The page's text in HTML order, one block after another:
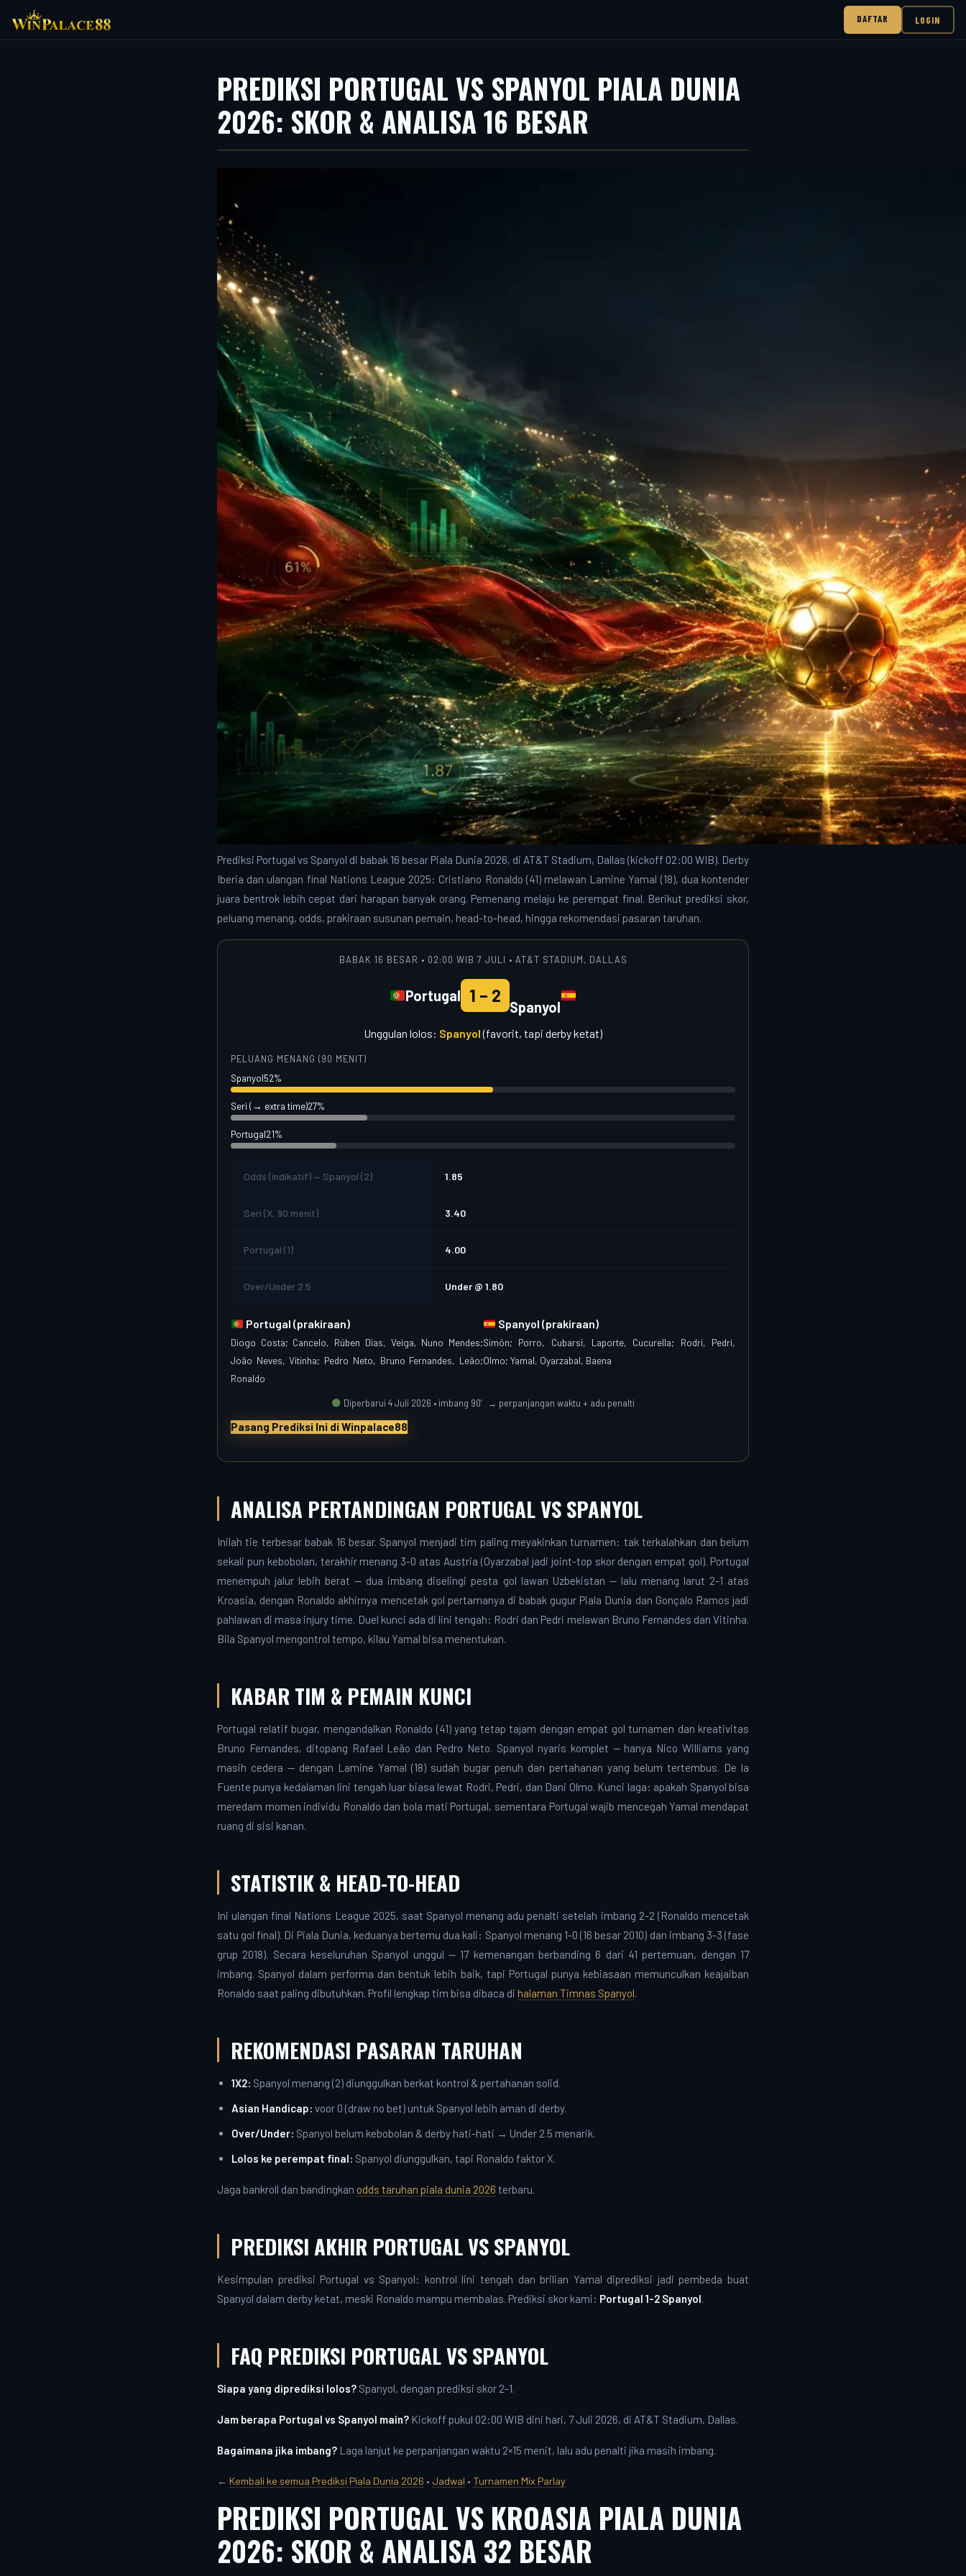
DAFTAR LOGIN
PREDIKSI PORTUGAL VS SPANYOL PIALA DUNIA
2026: SKOR & ANALISA 16 BESAR
Prediksi Portugal vs Spanyol di babak 16 besar Piala Dunia 2026, di AT&T Stadium, Dallas (kickoff 02:00 WIB). Derby
Iberia dan ulangan final Nations League 2025: Cristiano Ronaldo (41) melawan Lamine Yamal (18), dua kontender
juara bentrok lebih cepat dari harapan banyak orang. Pemenang melaju ke perempat final. Berikut prediksi skor,
peluang menang, odds, prakiraan susunan pemain, head-to-head, hingga rekomendasi pasaran taruhan.
BABAK 16 BESAR • 02:00 WIB 7 JULI • AT&T STADIUM, DALLAS
Portugal 1 – 2
Spanyol
Unggulan lolos: Spanyol(favorit, tapi derby ketat)
PELUANG MENANG (90 MENIT)
Spanyol52%
Seri (→ extra time)27%
Portugal21%
Odds (indikatif) — Spanyol (2) 1.85
Seri (X, 90 menit) 3.40
Portugal (1) 4.00
Over/Under 2.5 Under @ 1.80
Portugal (prakiraan)
Diogo Costa; Cancelo, Rúben Dias, Veiga, Nuno Mendes;
João Neves, Vitinha; Pedro Neto, Bruno Fernandes, Leão;
Ronaldo
Spanyol (prakiraan)
Simón; Porro, Cubarsí, Laporte, Cucurella; Rodri, Pedri,
Olmo; Yamal, Oyarzabal, Baena
Diperbarui 4 Juli 2026 • imbang 90′ → perpanjangan waktu + adu penalti
Pasang Prediksi Ini di Winpalace88
ANALISA PERTANDINGAN PORTUGAL VS SPANYOL
Inilah tie terbesar babak 16 besar. Spanyol menjadi tim paling meyakinkan turnamen: tak terkalahkan dan belum
sekali pun kebobolan, terakhir menang 3-0 atas Austria (Oyarzabal jadi joint-top skor dengan empat gol). Portugal
menempuh jalur lebih berat — dua imbang diselingi pesta gol lawan Uzbekistan — lalu menang larut 2-1 atas
Kroasia, dengan Ronaldo akhirnya mencetak gol pertamanya di babak gugur Piala Dunia dan Gonçalo Ramos jadi
pahlawan di masa injury time. Duel kunci ada di lini tengah: Rodri dan Pedri melawan Bruno Fernandes dan Vitinha.
Bila Spanyol mengontrol tempo, kilau Yamal bisa menentukan.
KABAR TIM & PEMAIN KUNCI
Portugal relatif bugar, mengandalkan Ronaldo (41) yang tetap tajam dengan empat gol turnamen dan kreativitas
Bruno Fernandes, ditopang Rafael Leão dan Pedro Neto. Spanyol nyaris komplet — hanya Nico Williams yang
masih cedera — dengan Lamine Yamal (18) sudah bugar penuh dan pertahanan yang belum tertembus. De la
Fuente punya kedalaman lini tengah luar biasa lewat Rodri, Pedri, dan Dani Olmo. Kunci laga: apakah Spanyol bisa
meredam momen individu Ronaldo dan bola mati Portugal, sementara Portugal wajib mencegah Yamal mendapat
ruang di sisi kanan.
STATISTIK & HEAD-TO-HEAD
Ini ulangan final Nations League 2025, saat Spanyol menang adu penalti setelah imbang 2-2 (Ronaldo mencetak
satu gol final). Di Piala Dunia, keduanya bertemu dua kali: Spanyol menang 1-0 (16 besar 2010) dan imbang 3-3 (fase
grup 2018). Secara keseluruhan Spanyol unggul — 17 kemenangan berbanding 6 dari 41 pertemuan, dengan 17
imbang. Spanyol dalam performa dan bentuk lebih baik, tapi Portugal punya kebiasaan memunculkan keajaiban
Ronaldo saat paling dibutuhkan. Profil lengkap tim bisa dibaca di halaman Timnas Spanyol.
REKOMENDASI PASARAN TARUHAN
1X2: Spanyol menang (2) diunggulkan berkat kontrol & pertahanan solid.
Asian Handicap: voor 0 (draw no bet) untuk Spanyol lebih aman di derby.
Over/Under: Spanyol belum kebobolan & derby hati-hati → Under 2.5 menarik.
Lolos ke perempat final: Spanyol diunggulkan, tapi Ronaldo faktor X.
Jaga bankroll dan bandingkan odds taruhan piala dunia 2026 terbaru.
PREDIKSI AKHIR PORTUGAL VS SPANYOL
Kesimpulan prediksi Portugal vs Spanyol: kontrol lini tengah dan brilian Yamal diprediksi jadi pembeda buat
Spanyol dalam derby ketat, meski Ronaldo mampu membalas. Prediksi skor kami: Portugal 1-2 Spanyol.
FAQ PREDIKSI PORTUGAL VS SPANYOL
Siapa yang diprediksi lolos? Spanyol, dengan prediksi skor 2-1.
Jam berapa Portugal vs Spanyol main? Kickoff pukul 02:00 WIB dini hari, 7 Juli 2026, di AT&T Stadium, Dallas.
Bagaimana jika imbang? Laga lanjut ke perpanjangan waktu 2×15 menit, lalu adu penalti jika masih imbang.
← Kembali ke semua Prediksi Piala Dunia 2026 • Jadwal • Turnamen Mix Parlay
PREDIKSI PORTUGAL VS KROASIA PIALA DUNIA
2026: SKOR & ANALISA 32 BESAR